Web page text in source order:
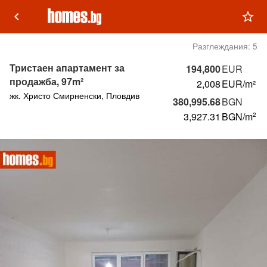
keyboard_arrow_left star_outline
Разглеждания: 5
194,800EUR
2,008EUR/m²
380,995.68BGN
3,927.31 BGN/m2
Тристаен апартамент за
продажба, 97m²
жк. Христо Смирненски, Пловдив